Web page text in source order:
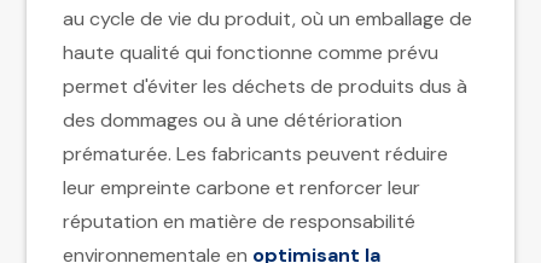
au cycle de vie du produit, où un emballage de
haute qualité qui fonctionne comme prévu
permet d'éviter les déchets de produits dus à
des dommages ou à une détérioration
prématurée. Les fabricants peuvent réduire
leur empreinte carbone et renforcer leur
réputation en matière de responsabilité
environnementale en optimisant la